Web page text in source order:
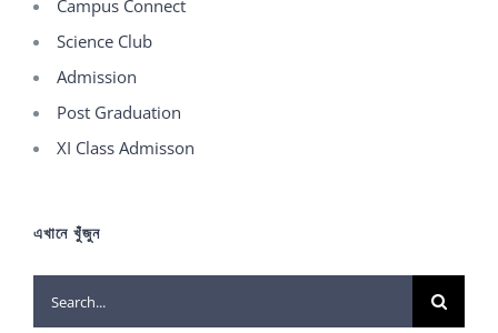
Campus Connect
Science Club
Admission
Post Graduation
XI Class Admisson
এখানে খুঁজুন
Search
for: